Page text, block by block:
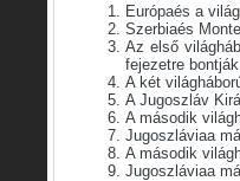
Európaés a
Szerbiaés
Az első
fejezetre
A két
A Jugoszláv
A második
Jugoszláviaa
A második
Jugoszláviaa